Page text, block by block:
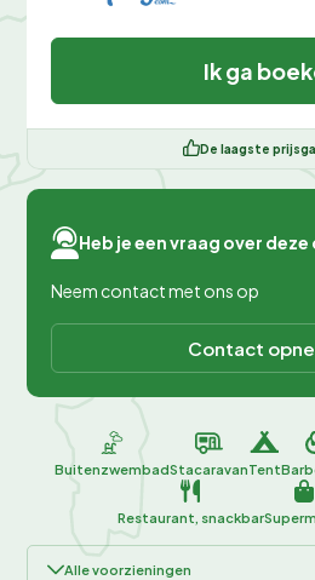
Ik ga
De laagste
Heb je een vraag over
Neem contact met ons op
Contact
BuitenzwembadStacaravanTent
Restaurant, snackbar
Alle voorzieningen